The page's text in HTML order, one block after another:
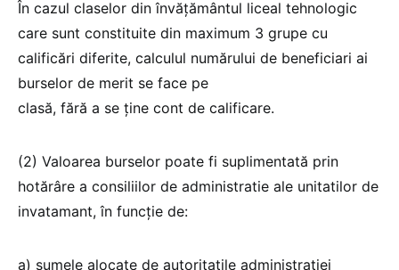
În cazul claselor din învățământul liceal tehnologic
care sunt constituite din maximum 3 grupe cu
calificări diferite, calculul numărului de beneficiari ai
burselor de merit se face pe
clasă, fără a se ține cont de calificare.
(2) Valoarea burselor poate fi suplimentată prin
hotărâre a consiliilor de administratie ale unitatilor de
invatamant, în funcție de:
a) sumele alocate de autoritatile administrației